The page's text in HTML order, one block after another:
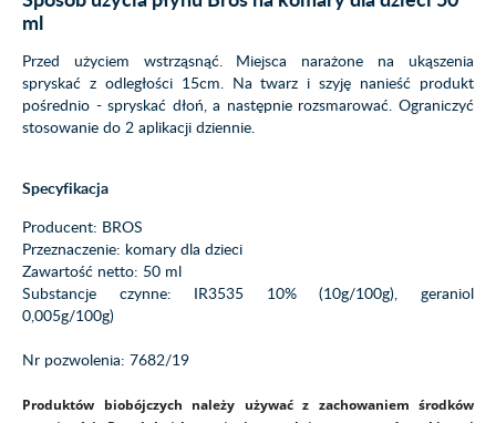
ml
Przed użyciem wstrząsnąć. Miejsca narażone na ukąszenia
spryskać z odległości 15cm. Na twarz i szyję nanieść produkt
pośrednio - spryskać dłoń, a następnie rozsmarować. Ograniczyć
stosowanie do 2 aplikacji dziennie.
Specyfikacja
Producent: BROS
Przeznaczenie: komary dla dzieci
Zawartość netto: 50 ml
Substancje czynne: IR3535 10% (10g/100g), geraniol
0,005g/100g)
Nr pozwolenia: 7682/19
Produktów biobójczych należy używać z zachowaniem środków